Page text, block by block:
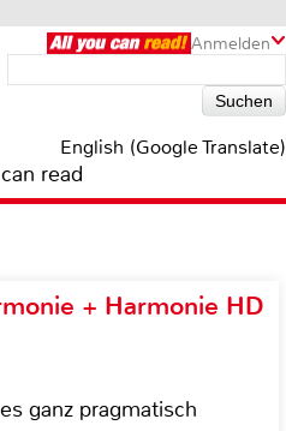
Anmelden
English (Google Translate)
read
+ Harmonie HD
ganz pragmatisch